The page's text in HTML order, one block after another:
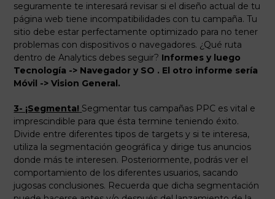
seguramente te interesará revisar si el diseño actual de tu
página web tiene incompatibilidades con tu campaña. Tu
sitio debe estar perfectamente optimizado para no tener
problemas con dispositivos o navegadores. ¿Qué ruta
dentro de Analytics debes seguir? Informes y luego
Tecnología -> Navegador y SO . El otro informe sería
Móvil -> Vision General.
3- ¡Segmenta! Segmentar tus campañas PPC es vital e
imprescindible para que ésta termine teniendo éxito.
Divide entre diferentes tipos de targets y si te interesa,
utiliza la segmentación geográfica y dirige tus anuncios
donde más te interesen. Posteriormente, podrás ver el
comportamiento de los diferentes usuarios, sacando
jugosas conclusiones. Recuerda que dicha segmentación